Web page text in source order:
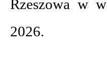
Rzeszowa w
2026.